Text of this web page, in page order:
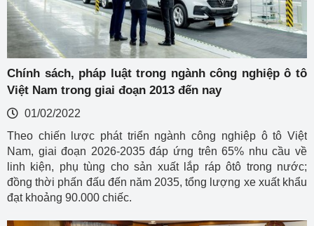
Chính sách, pháp luật trong ngành công nghiệp ô tô
Việt Nam trong giai đoạn 2013 đến nay
01/02/2022
Theo chiến lược phát triển ngành công nghiệp ô tô Việt
Nam, giai đoạn 2026-2035 đáp ứng trên 65% nhu cầu về
linh kiện, phụ tùng cho sản xuất lắp ráp ôtô trong nước;
đồng thời phấn đấu đến năm 2035, tổng lượng xe xuất khẩu
đạt khoảng 90.000 chiếc.